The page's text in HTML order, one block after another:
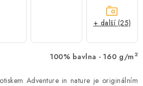
100% bavlna - 160 g/m 2
Adventure in nature je originálním
+ další (25)